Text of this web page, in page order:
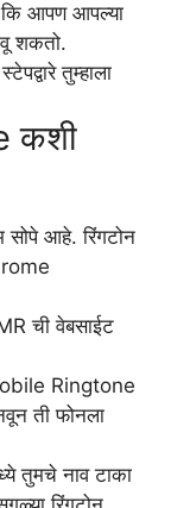
कि आपण आपल्या
शकतो.
तुम्हाला
कशी
सोपे आहे. रिंगटोन
ची वेबसाईट
Ringtone
ती फोनला
तुमचे नाव टाका